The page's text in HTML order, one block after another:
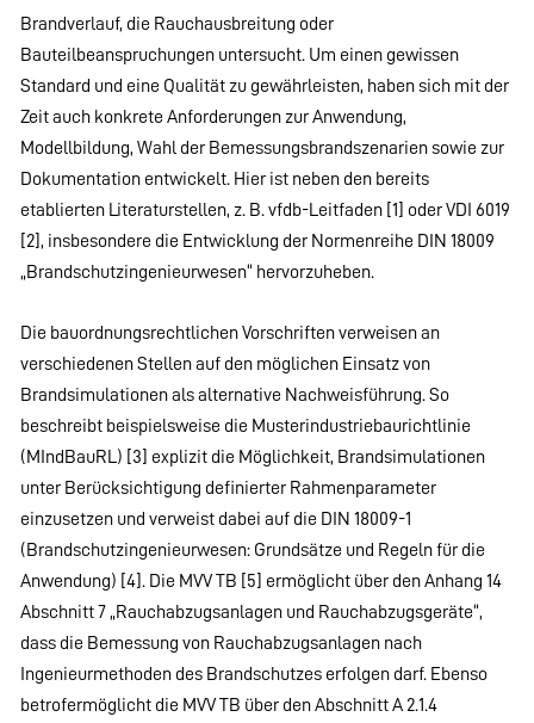
Brandverlauf, die Rauchausbreitung oder
Bauteilbeanspruchungen untersucht. Um einen gewissen
Standard und eine Qualität zu gewährleisten, haben sich mit der
Zeit auch konkrete Anforderungen zur Anwendung,
Modellbildung, Wahl der Bemessungsbrandszenarien sowie zur
Dokumentation entwickelt. Hier ist neben den bereits
etablierten Literaturstellen, z. B. vfdb-Leitfaden [1] oder VDI 6019
[2], insbesondere die Entwicklung der Normenreihe DIN 18009
„Brandschutzingenieurwesen“ hervorzuheben.
Die bauordnungsrechtlichen Vorschriften verweisen an
verschiedenen Stellen auf den möglichen Einsatz von
Brandsimulationen als alternative Nachweisführung. So
beschreibt beispielsweise die Musterindustriebaurichtlinie
(MIndBauRL) [3] explizit die Möglichkeit, Brandsimulationen
unter Berücksichtigung definierter Rahmenparameter
einzusetzen und verweist dabei auf die DIN 18009-1
(Brandschutzingenieurwesen: Grundsätze und Regeln für die
Anwendung) [4]. Die MVV TB [5] ermöglicht über den Anhang 14
Abschnitt 7 „Rauchabzugsanlagen und Rauchabzugsgeräte“,
dass die Bemessung von Rauchabzugsanlagen nach
Ingenieurmethoden des Brandschutzes erfolgen darf. Ebenso
betrofermöglicht die MVV TB über den Abschnitt A 2.1.4